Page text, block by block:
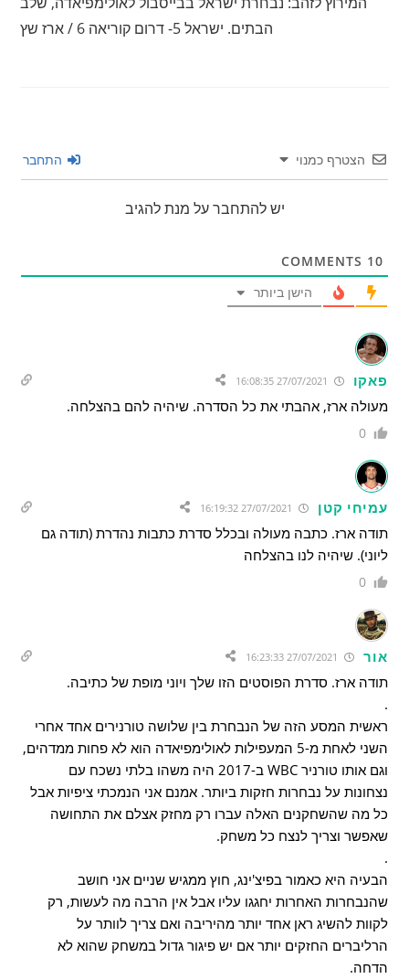
הבתים. ישראל 5- דרום קוריאה 6 / ארז שץ
הצטרף כמנוי התחבר
יש להתחבר על מנת להגיב
10
הישן ביותר
פאקו
מעולה ארז, אהבתי את כל הסדרה. שיהיה להם בהצלחה.
0
עמיחי קטן
תודה ארז. כתבה מעולה ובכלל סדרת כתבות נהדרת (תודה גם
ליוני). שיהיה לנו בהצלחה
0
אור
תודה ארז. סדרת הפוסטים הזו שלך ויוני מופת של כתיבה.
.
ראשית המסע הזה של הנבחרת בין שלושה טורנירים אחד אחרי
השני לאחת מ-5 המעפילות לאולימפיאדה הוא לא פחות ממדהים,
וגם אותו טורניר WBC ב-2017 היה משהו בלתי נשכח עם
נצחונות על נבחרות חזקות ביותר. אמנם אני הנמכתי ציפיות אבל
כל מה שהשחקנים האלה עברו רק מחזק אצלם את התחושה
שאפשר וצריך לנצח כל משחק.
.
הבעיה היא כאמור בפיצ'ינג, חוץ ממגיש שניים אני חושב
שהנבחרות האחרות יחגגו עליו אבל אין הרבה מה לעשות, רק
לקוות להשיג ראן אחד יותר מהיריבה ואם צריך לוותר על
הרליברים החזקים יותר אם יש פיגור גדול במשחק שהוא לא
הדחה.